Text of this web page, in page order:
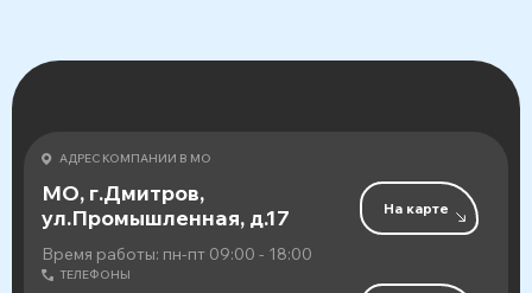
АДРЕС КОМПАНИИ В МО
МО, г.Дмитров,
ул.Промышленная, д.17
Время работы: пн-пт 09:00 - 18:00
На карте
ТЕЛЕФОНЫ